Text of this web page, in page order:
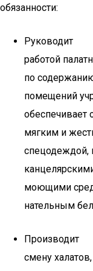
обязанности:
Руководит
работой
по
помещений
обеспечивает
мягким и
спецодеждой,
моющими
нательным
Производит
смену